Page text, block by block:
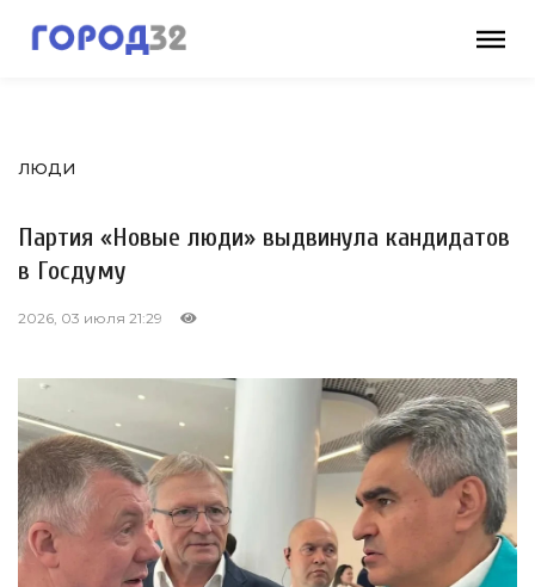
ЛЮДИ
Партия «Новые люди» выдвинула кандидатов
в Госдуму
2026, 03 июля 21:29